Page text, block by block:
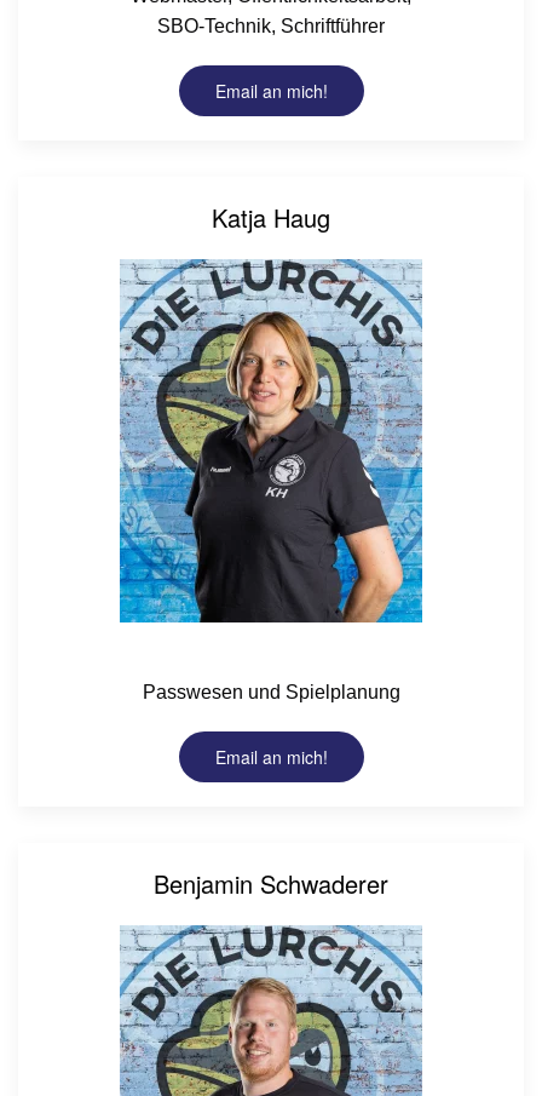
SBO-Technik, Schriftführer
Email an mich!
Katja Haug
Passwesen und Spielplanung
Email an mich!
Benjamin Schwaderer